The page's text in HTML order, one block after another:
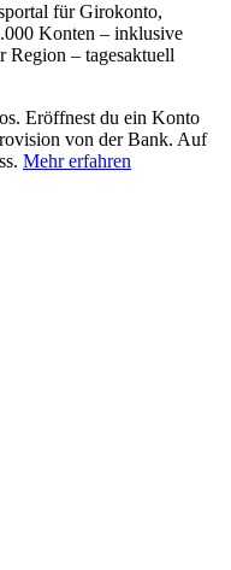
für Girokonto,
Konten – inklusive
Region – tagesaktuell
Eröffnest du ein Konto
von der Bank. Auf
Mehr erfahren